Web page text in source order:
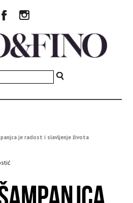
je radost i slavljenje života